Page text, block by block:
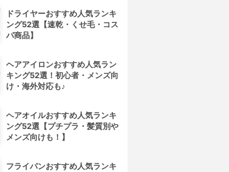
ドライヤーおすすめ人気ランキ
ング52選【速乾・くせ毛・コス
パ商品】
ヘアアイロンおすすめ人気ラン
キング52選！初心者・メンズ向
け・海外対応も♪
ヘアオイルおすすめ人気ランキ
ング52選【プチプラ・髪質別や
メンズ向けも！】
フライパンおすすめ人気ランキ